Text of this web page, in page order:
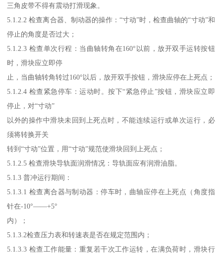
三角皮带不得有震动打滑现象。
5.1.2.2 检查离合器、制动器的操作：“寸动”时，检查曲轴的“寸动”和
停止的角度是否过大；
5.1.2.3 检查单次行程：当曲轴转角在160°以前，放开双手运转按钮
时，滑块应立即停
止，当曲轴转角转过160°以后，放开双手按钮，滑块应停在上死点；
5.1.2.4 检查紧急停车：运动时。按下“紧急停止”按钮，滑块应立即
停止，对“寸动”
以外的操作中滑块未回到上死点时，不能连续运行或单次运行，必
须将转换开关
转到“寸动”位置，用“寸动”规范使滑块回到上死点；
5.1.2.5 检查滑块导轨面润滑情况：导轨面应有润滑油脂。
5.1.3 普冲运行期间：
5.1.3.1 检查离合器与制动器：停车时，曲轴应停在上死点（角度指
针在-10°——+5°
内）；
5.1.3.2检查压力表和转速表是否在规定范围内；
5.1.3.3 检查工作能量：重复若干次工作运转，在满负荷时，滑块行